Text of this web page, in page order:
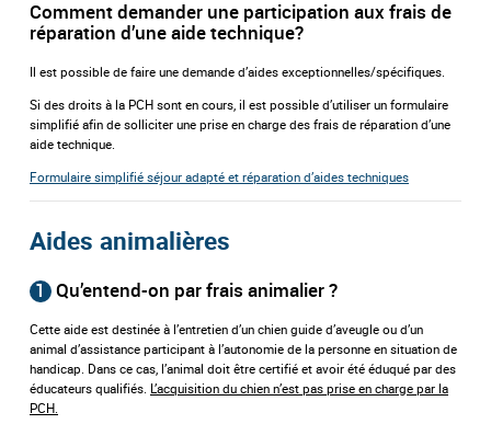
Comment demander une participation aux frais de
réparation d’une aide technique?
Il est possible de faire une demande d’aides exceptionnelles/spécifiques.
Si des droits à la PCH sont en cours, il est possible d’utiliser un formulaire
simplifié afin de solliciter une prise en charge des frais de réparation d’une
aide technique.
Formulaire simplifié séjour adapté et réparation d’aides techniques
Aides animalières
1 Qu’entend-on par frais animalier ?
Cette aide est destinée à l’entretien d’un chien guide d’aveugle ou d’un
animal d’assistance participant à l’autonomie de la personne en situation de
handicap. Dans ce cas, l’animal doit être certifié et avoir été éduqué par des
éducateurs qualifiés. L’acquisition du chien n’est pas prise en charge par la
PCH.